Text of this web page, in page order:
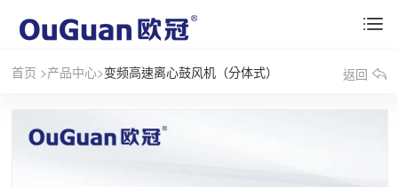
首页 >产品中心>变频高速离心鼓风机（分体式） 返回